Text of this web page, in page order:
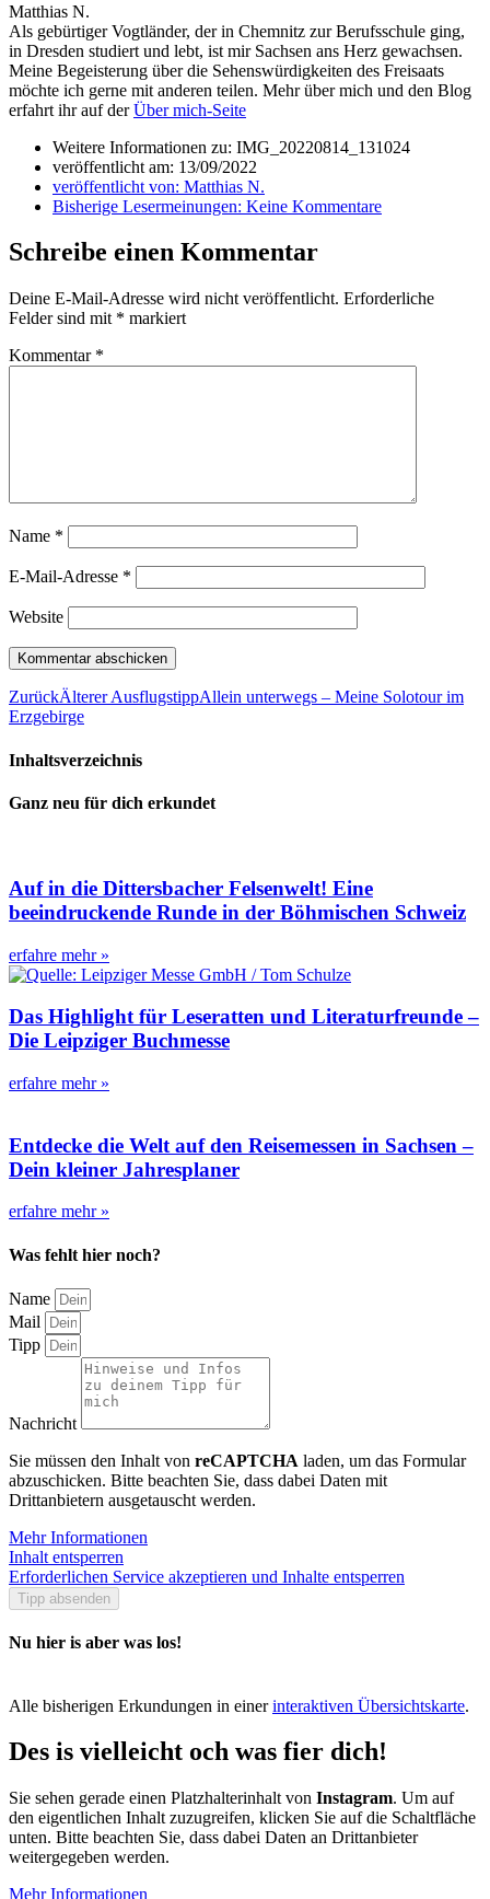
Matthias N.
Als gebürtiger Vogtländer, der in Chemnitz zur Berufsschule ging,
in Dresden studiert und lebt, ist mir Sachsen ans Herz gewachsen.
Meine Begeisterung über die Sehenswürdigkeiten des Freisaats
möchte ich gerne mit anderen teilen. Mehr über mich und den Blog
erfahrt ihr auf derÜber mich-Seite
Weitere Informationen zu: IMG_20220814_131024
veröffentlicht am: 13/09/2022
veröffentlicht von: Matthias N.
Bisherige Lesermeinungen: Keine Kommentare
Schreibe einen Kommentar
Deine E-Mail-Adresse wird nicht veröffentlicht. Erforderliche
Felder sind mit * markiert
Kommentar *
Name *
E-Mail-Adresse *
Website
ZurückÄlterer AusflugstippAllein unterwegs – Meine Solotour im
Erzgebirge
Inhaltsverzeichnis
Ganz neu für dich erkundet
Auf in die Dittersbacher Felsenwelt! Eine
beeindruckende Runde in der Böhmischen Schweiz
erfahre mehr »
Das Highlight für Leseratten und Literaturfreunde –
Die Leipziger Buchmesse
erfahre mehr »
Entdecke die Welt auf den Reisemessen in Sachsen –
Dein kleiner Jahresplaner
erfahre mehr »
Was fehlt hier noch?
Name
Mail
Tipp
Nachricht
Sie müssen den Inhalt von reCAPTCHA laden, um das Formular
abzuschicken. Bitte beachten Sie, dass dabei Daten mit
Drittanbietern ausgetauscht werden.
Mehr Informationen
Inhalt entsperren
Erforderlichen Service akzeptieren und Inhalte entsperren
Tipp absenden
Nu hier is aber was los!
Alle bisherigen Erkundungen in einerinteraktiven Übersichtskarte.
Des is vielleicht och was fier dich!
Sie sehen gerade einen Platzhalterinhalt von Instagram. Um auf
den eigentlichen Inhalt zuzugreifen, klicken Sie auf die Schaltfläche
unten. Bitte beachten Sie, dass dabei Daten an Drittanbieter
weitergegeben werden.
Mehr Informationen